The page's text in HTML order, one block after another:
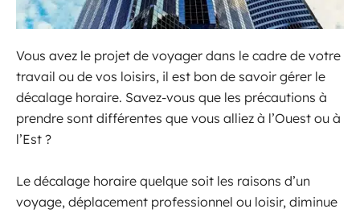
Vous avez le projet de voyager dans le cadre de votre
travail ou de vos loisirs, il est bon de savoir gérer le
décalage horaire. Savez-vous que les précautions à
prendre sont différentes que vous alliez à l’Ouest ou à
l’Est ?
Le décalage horaire quelque soit les raisons d’un
voyage, déplacement professionnel ou loisir, diminue